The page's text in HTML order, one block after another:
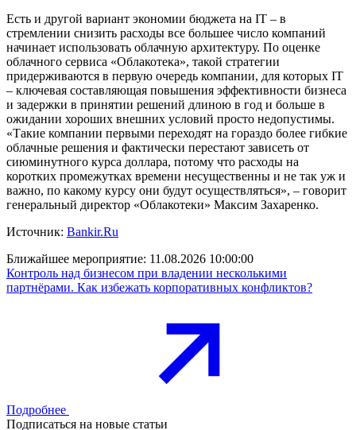
Есть и другой вариант экономии бюджета на IT – в
стремлении снизить расходы все большее число компаний
начинает использовать облачную архитектуру. По оценке
облачного сервиса «Облакотека», такой стратегии
придерживаются в первую очередь компании, для которых IT
– ключевая составляющая повышения эффективности бизнеса
и задержки в принятии решений длиною в год и больше в
ожидании хороших внешних условий просто недопустимы.
«Такие компании первыми переходят на гораздо более гибкие
облачные решения и фактически перестают зависеть от
сиюминутного курса доллара, потому что расходы на
коротких промежутках времени несущественны и не так уж и
важно, по какому курсу они будут осуществляться», – говорит
генеральный директор «Облакотеки» Максим Захаренко.
Источник: Bankir.Ru
Ближайшее мероприятие: 11.08.2026 10:00:00
Контроль над бизнесом при владении несколькими
партнёрами. Как избежать корпоративных конфликтов?
Подробнее
Подписаться на новые статьи